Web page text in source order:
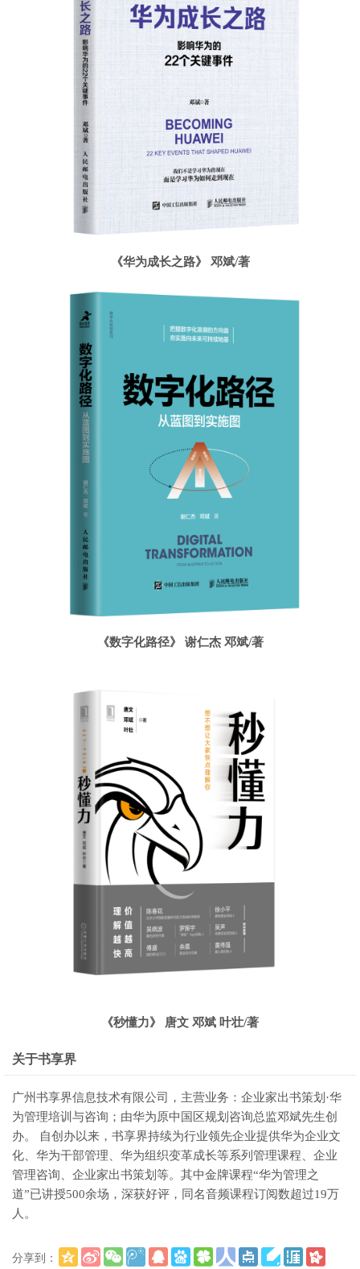
《华为成长之路》 邓斌/著
《数字化路径》 谢仁杰 邓斌/著
《秒懂力》 唐文 邓斌 叶壮/著
关于书享界
广州书享界信息技术有限公司，主营业务：企业家出书策划·华
为管理培训与咨询；由华为原中国区规划咨询总监邓斌先生创
办。 自创办以来，书享界持续为行业领先企业提供华为企业文
化、华为干部管理、华为组织变革成长等系列管理课程、企业
管理咨询、企业家出书策划等。其中金牌课程“华为管理之
道”已讲授500余场，深获好评，同名音频课程订阅数超过19万
人。
分享到：